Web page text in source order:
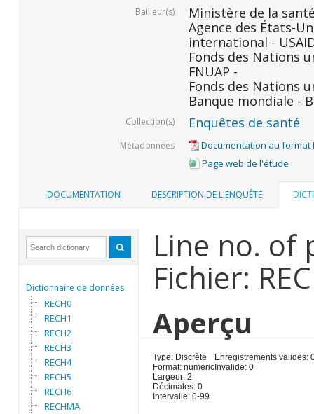
Bailleur(s)
Ministère de la
Agence des États-
international -
Fonds des Nations
FNUAP -
Fonds des Nations
Banque mondiale -
Collection(s) Enquêtes de santé
Métadonnées
Documentation au format
Page web de l'étude
DOCUMENTATION DESCRIPTION DE L'ENQUÊTE
Dictionnaire de données
RECH0
RECH1
RECH2
RECH3
RECH4
RECH5
RECH6
RECHMA
Line no. of
Fichier:
Aperçu
Type: Discrète
Format: numeric
Largeur: 2
Décimales: 0
Intervalle: 0-99
Enregistrements valides:
Invalide: 0